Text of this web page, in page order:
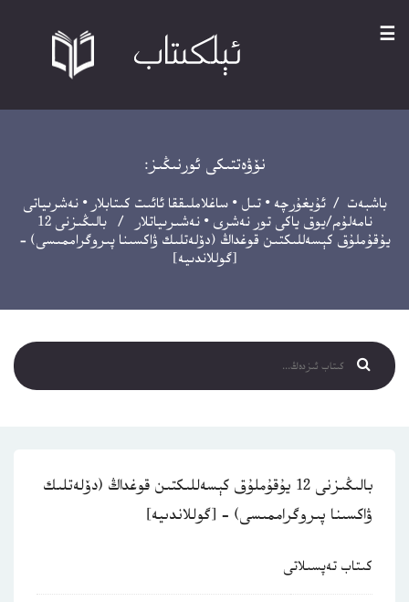
☰
نۆۋەتتىكى ئورنىڭىز:
باشبەت /ئۇيغۇرچە •تىل •ساغلاملىققا ئائىت كىتابلار •نەشرىياتى
نامەلۇم/يوق ياكى تور نەشرى •نەشىرىياتلار
/ بالىڭىزنى 12
يۇقۇملۇق كېسەللىكتىن قوغداڭ (دۆلەتلىك ۋاكسىنا پىروگراممىسى) –
[گوللاندىيە]
بالىڭىزنى 12 يۇقۇملۇق كېسەللىكتىن قوغداڭ (دۆلەتلىك
ۋاكسىنا پىروگراممىسى) – [گوللاندىيە]
كىتاب تەپسىلاتى